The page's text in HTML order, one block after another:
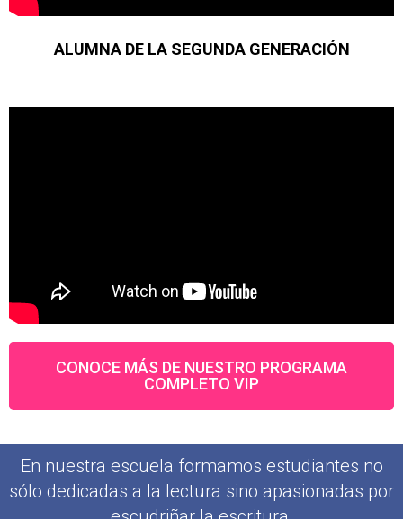
ALUMNA DE LA SEGUNDA GENERACIÓN
CONOCE MÁS DE NUESTRO PROGRAMA
COMPLETO VIP
En nuestra escuela formamos estudiantes no
sólo dedicadas a la lectura sino apasionadas por